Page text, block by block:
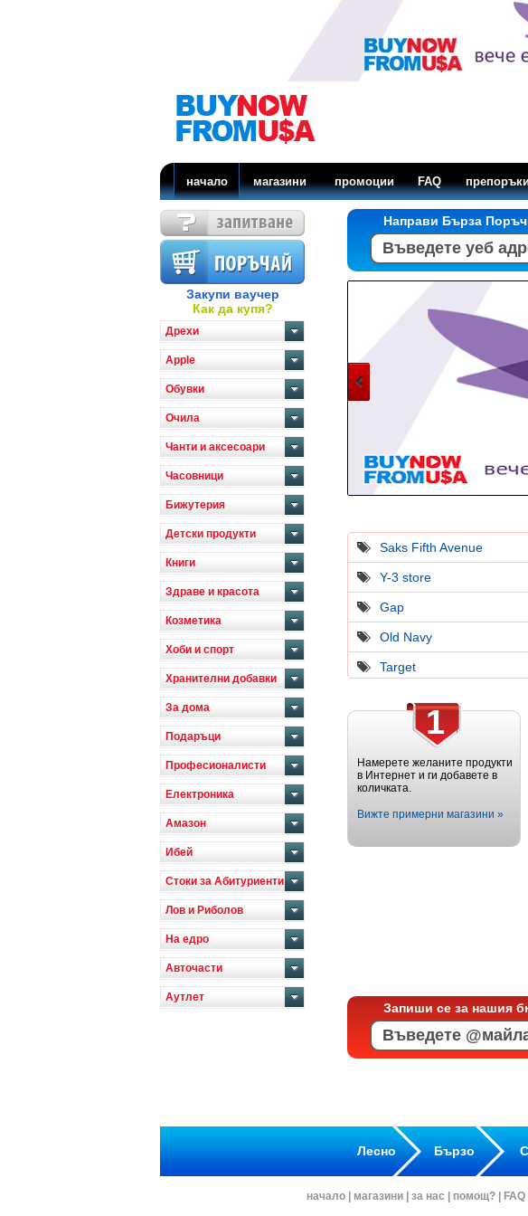
начало магазини промоции FAQ
Закупи ваучер
Как да купя?
Дрехи
Apple
Обувки
Очила
Чанти и аксесоари
Часовници
Бижутерия
Детски продукти
Книги
Здраве и красота
Козметика
Хоби и спорт
Хранителни добавки
За дома
Подаръци
Професионалисти
Електроника
Амазон
Ибей
Стоки за Абитуриенти
Лов и Риболов
На едро
Авточасти
Аутлет
Направи Бърза
Saks Fifth Avenue
Y-3 store
Gap
Old Navy
Target
1
Намерете желаните продукти
в Интернет и ги добавете в
количката.
Вижте примерни магазини »
Запиши се за нашия
Лесно Бързо
начало магазини за нас помощ? FAQ